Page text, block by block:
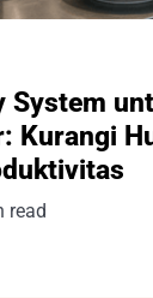
System
Kurangi
read